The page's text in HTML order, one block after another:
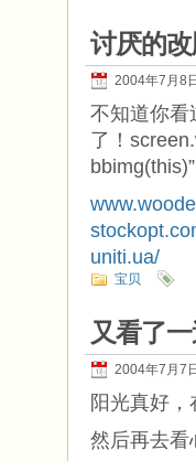
讨厌的
2004年7月8
不知道你看
了！
uniti.ua/
宝贝
又看了
2004年7月7
阳光真好
然后再去看